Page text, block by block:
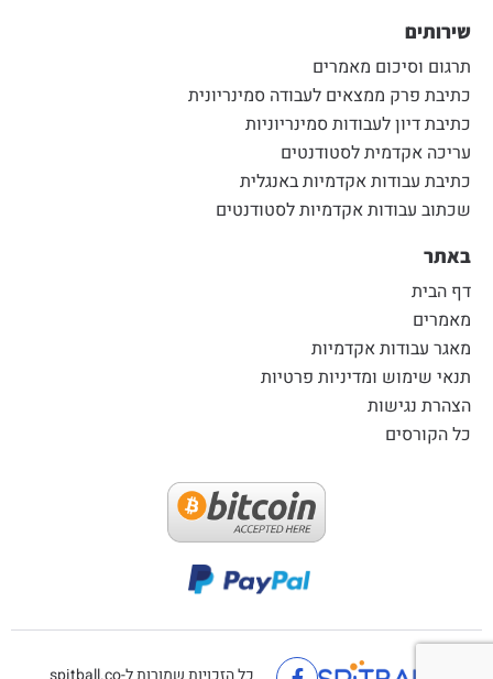
שירותים
תרגום וסיכום מאמרים
כתיבת פרק ממצאים לעבודה סמינריונית
כתיבת דיון לעבודות סמינריוניות
עריכה אקדמית לסטודנטים
כתיבת עבודות אקדמיות באנגלית
שכתוב עבודות אקדמיות לסטודנטים
באתר
דף הבית
מאמרים
מאגר עבודות אקדמיות
תנאי שימוש ומדיניות פרטיות
הצהרת נגישות
כל הקורסים